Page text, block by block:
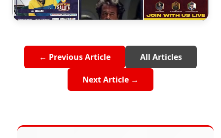
← Previous Article All Articles
Next Article →